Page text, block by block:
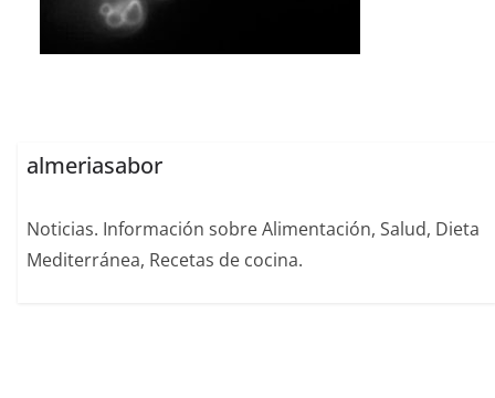
almeriasabor
Noticias. Información sobre Alimentación, Salud, Dieta
Mediterránea, Recetas de cocina.